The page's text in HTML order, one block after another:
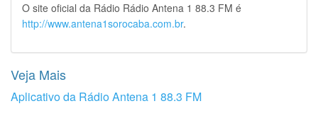
O site oficial da Rádio Rádio Antena 1 88.3 FM é
http://www.antena1sorocaba.com.br.
Veja Mais
Aplicativo da Rádio Antena 1 88.3 FM